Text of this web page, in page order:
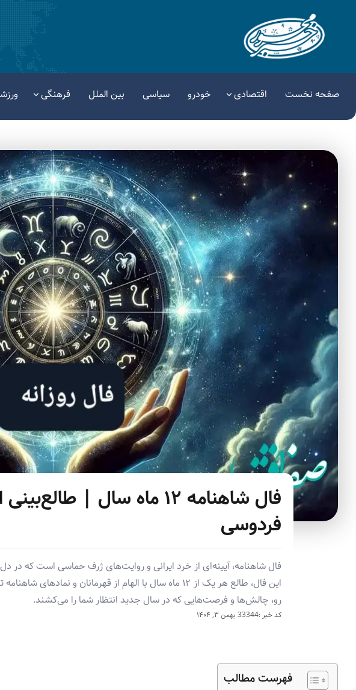
صفحه نخست اقتصادی خودرو سیاسی بین الملل فرهنگی
فال شاهنامه ۱۲ ماه سال |
فردوسی
فال شاهنامه، آیینه‌ای از خرد ایرانی و روایت‌های ژرف حماسی است که در
این فال، طالع هر یک از ۱۲ ماه سال با الهام از قهرمانان و
رو، چالش‌ها و فرصت‌هایی که در سال جدید انتظار شما را می‌کشند.
کد خبر :33344 بهمن ۳, ۱۴۰۴
فهرست مطالب